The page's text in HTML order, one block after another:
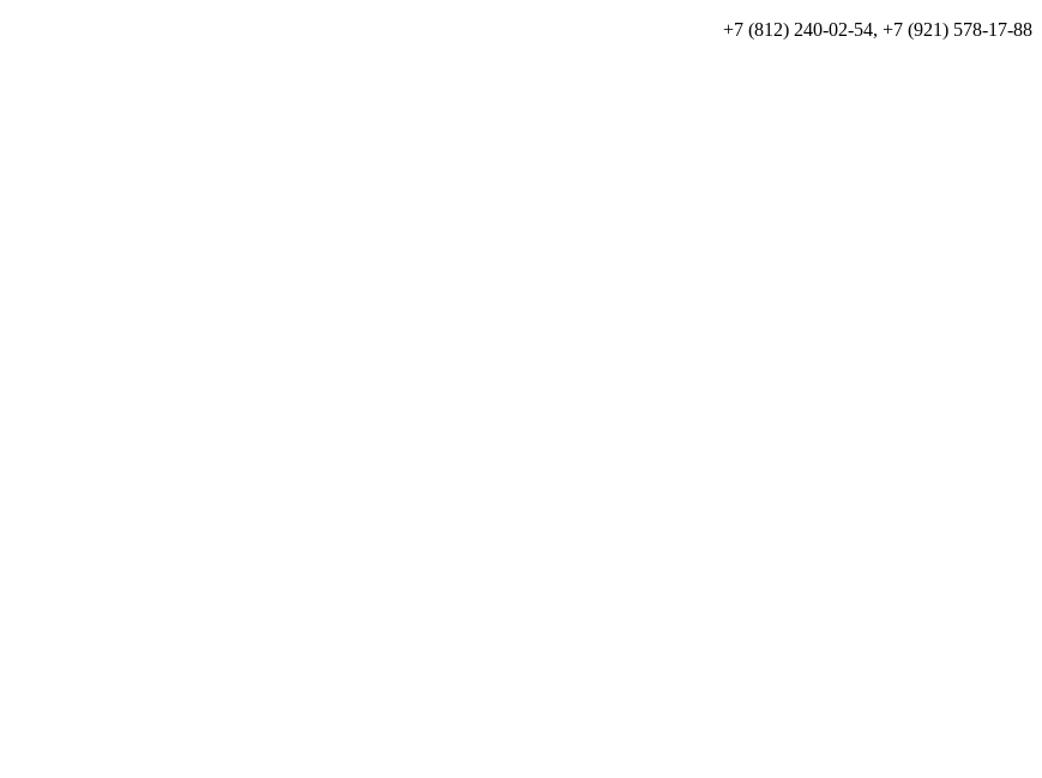
+7 (812) 240-02-54, +7 (921) 578-17-88